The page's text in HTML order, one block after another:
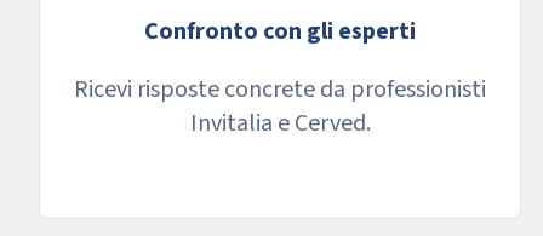
Confronto con gli esperti
Ricevi risposte concrete da professionisti
Invitalia e Cerved.